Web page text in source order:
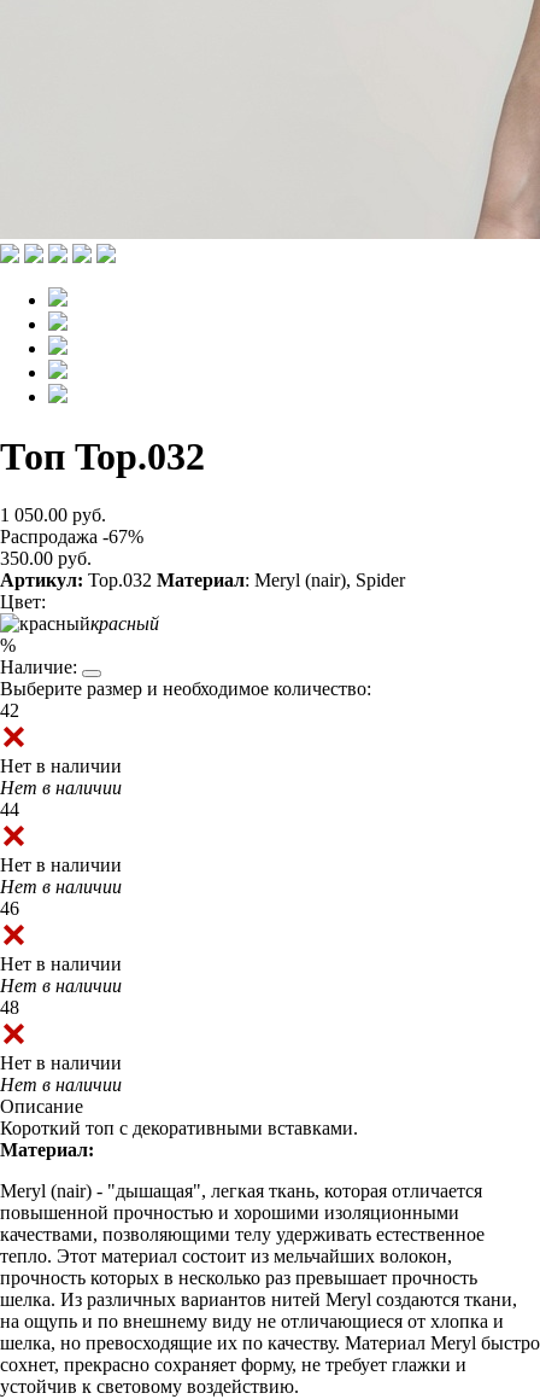
Топ Top.032
1 050.00 руб.
Распродажа -67%
350.00 руб.
Артикул: Top.032 Материал: Meryl (nair), Spider
Цвет:
красный
%
Наличие:
Выберите размер и необходимое количество:
42
Нет в наличии
Нет в наличии
44
Нет в наличии
Нет в наличии
46
Нет в наличии
Нет в наличии
48
Нет в наличии
Нет в наличии
Описание
Короткий топ с декоративными вставками.
Материал:
Meryl (nair) - "дышащая", легкая ткань, которая отличается
повышенной прочностью и хорошими изоляционными
качествами, позволяющими телу удерживать естественное
тепло. Этот материал состоит из мельчайших волокон,
прочность которых в несколько раз превышает прочность
шелка. Из различных вариантов нитей Meryl создаются ткани,
на ощупь и по внешнему виду не отличающиеся от хлопка и
шелка, но превосходящие их по качеству. Материал Meryl быстро
сохнет, прекрасно сохраняет форму, не требует глажки и
устойчив к световому воздействию.